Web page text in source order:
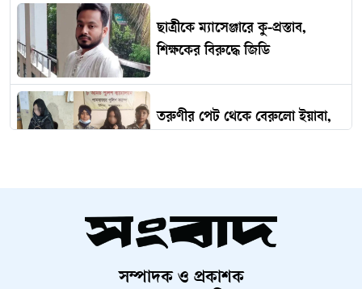
ছাত্রীকে ম্যাসেঞ্জারে কু-প্রস্তাব,
শিক্ষকের বিরুদ্ধে জিডি
তরুণীর পেট থেকে বেরুলো ইয়াবা,
আমদানি
সম্পাদক ও প্রকাশক